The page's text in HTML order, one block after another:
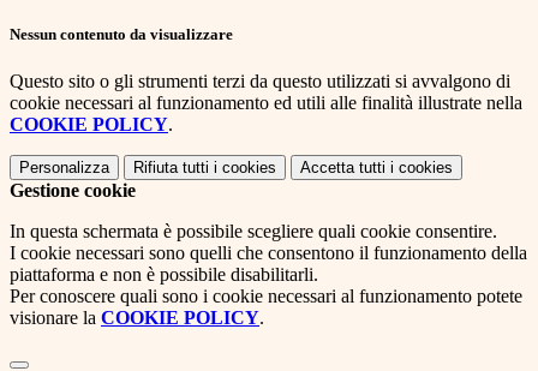
Nessun contenuto da visualizzare
Questo sito o gli strumenti terzi da questo utilizzati si avvalgono di
cookie necessari al funzionamento ed utili alle finalità illustrate nella
COOKIE POLICY.
Personalizza Rifiuta tutti i cookies Accetta tutti i cookies
Gestione cookie
In questa schermata è possibile scegliere quali cookie consentire.
I cookie necessari sono quelli che consentono il funzionamento della
piattaforma e non è possibile disabilitarli.
Per conoscere quali sono i cookie necessari al funzionamento potete
visionare la COOKIE POLICY.